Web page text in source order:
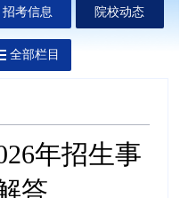
招考信息 院校动态
全部栏目
年招生事
答